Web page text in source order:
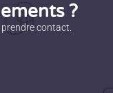
?
contact.